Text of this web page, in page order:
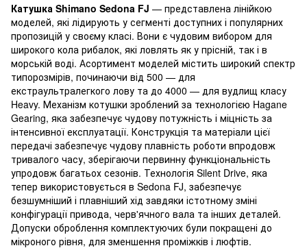
Катушка Shimano Sedona FJ — представлена лінійкою
моделей, які лідирують у сегменті доступних і популярних
пропозицій у своєму класі. Вони є чудовим вибором для
широкого кола рибалок, які ловлять як у прісній, так і в
морській воді. Асортимент моделей містить широкий спектр
типорозмірів, починаючи від 500 — для
екстраультралегкого лову та до 4000 — для вудлищ класу
Heavy. Механізм котушки зроблений за технологією Hagane
Gearing, яка забезпечує чудову потужність і міцність за
інтенсивної експлуатації. Конструкція та матеріали цієї
передачі забезпечує чудову плавність роботи впродовж
тривалого часу, зберігаючи первинну функціональність
упродовж багатьох сезонів. Технологія Silent Drive, яка
тепер використовується в Sedona FJ, забезпечує
безшумніший і плавніший хід завдяки істотному зміні
конфігурації привода, черв'ячного вала та інших деталей.
Допуски оброблення комплектуючих були покращені до
мікроного рівня, для зменшення проміжків і люфтів.